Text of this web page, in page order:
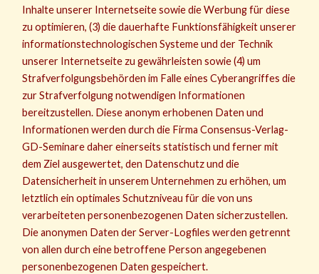
Inhalte unserer Internetseite sowie die Werbung für diese
zu optimieren, (3) die dauerhafte Funktionsfähigkeit unserer
informationstechnologischen Systeme und der Technik
unserer Internetseite zu gewährleisten sowie (4) um
Strafverfolgungsbehörden im Falle eines Cyberangriffes die
zur Strafverfolgung notwendigen Informationen
bereitzustellen. Diese anonym erhobenen Daten und
Informationen werden durch die Firma Consensus-Verlag-
GD-Seminare daher einerseits statistisch und ferner mit
dem Ziel ausgewertet, den Datenschutz und die
Datensicherheit in unserem Unternehmen zu erhöhen, um
letztlich ein optimales Schutzniveau für die von uns
verarbeiteten personenbezogenen Daten sicherzustellen.
Die anonymen Daten der Server-Logfiles werden getrennt
von allen durch eine betroffene Person angegebenen
personenbezogenen Daten gespeichert.